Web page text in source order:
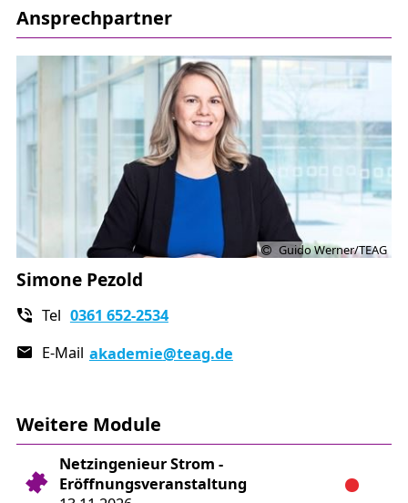
Ansprechpartner
Guido Werner/TEAG
Simone Pezold
Tel 0361 652-2534
E-Mail akademie@teag.de
Weitere Module
Netzingenieur Strom -
Eröffnungsveranstaltung